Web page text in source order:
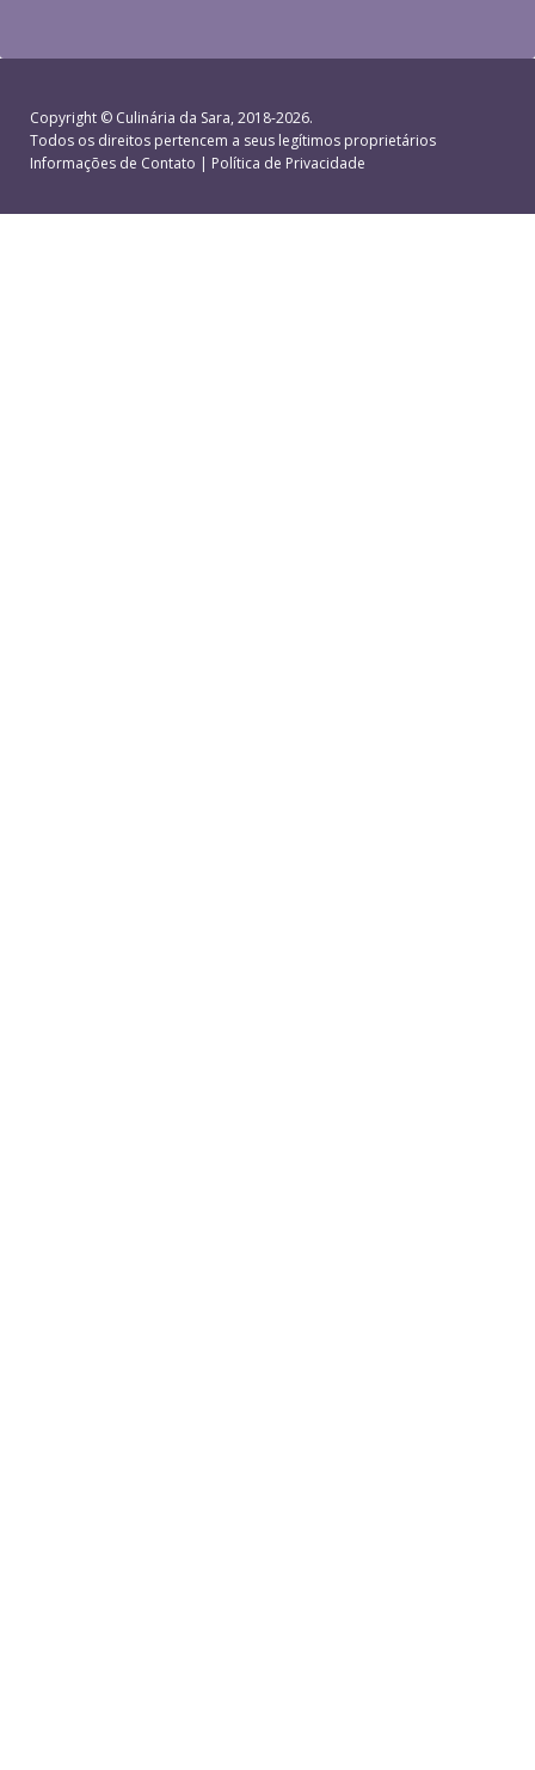
Copyright © Culinária da Sara, 2018-2026.
Todos os direitos pertencem a seus legítimos proprietários
Informações de Contato | Política de Privacidade